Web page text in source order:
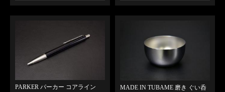
PARKER パーカー コアライン
MADE IN TUBAME 磨き ぐい呑